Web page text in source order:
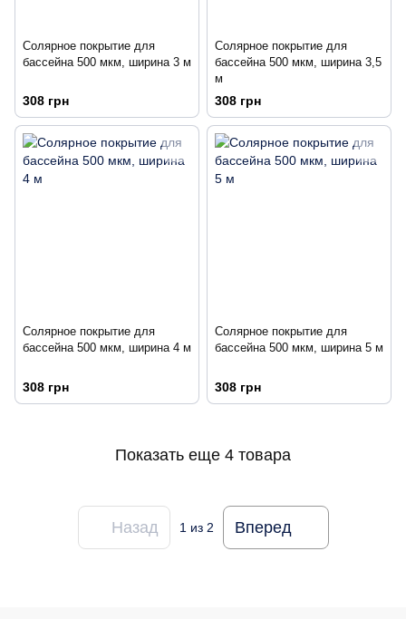
Солярное покрытие для
бассейна 500 мкм, ширина 3 м
308 грн
Солярное покрытие для
бассейна 500 мкм, ширина 3,5
м
308 грн
Солярное покрытие для
бассейна 500 мкм, ширина 4 м
308 грн
Солярное покрытие для
бассейна 500 мкм, ширина 5 м
308 грн
Показать еще 4 товара
Назад 1 из 2 Вперед